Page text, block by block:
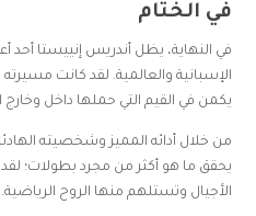
في الختام
في النهاية، يظل أندريس إنييستا أحد
الإسبانية والعالمية. لقد كانت مسيرته
يكمن في القيم التي حملها داخل
من خلال أدائه المميز وشخصيته
يحقق ما هو أكثر من مجرد بطولات؛
الأجيال وتستلهم منها الروح الرياضية.